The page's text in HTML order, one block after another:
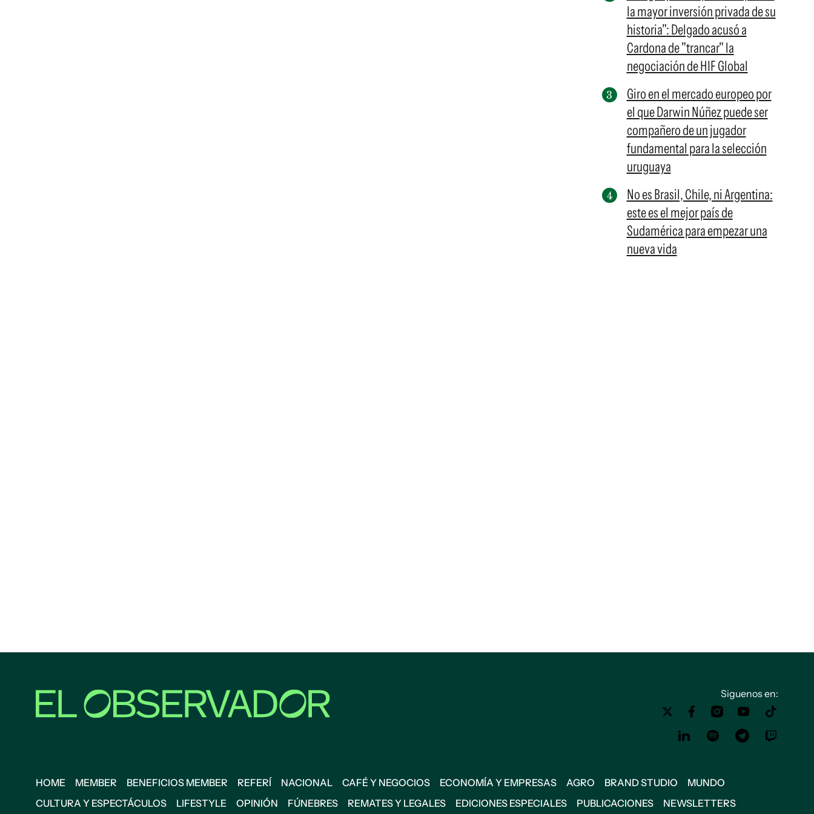
la mayor inversión privada de su
historia": Delgado acusó a
Cardona de "trancar" la
negociación de HIF Global
Giro en el mercado europeo por
el que Darwin Núñez puede ser
compañero de un jugador
fundamental para la selección
uruguaya
No es Brasil, Chile, ni Argentina:
este es el mejor país de
Sudamérica para empezar una
nueva vida
Siguenos en:
HOME MEMBER BENEFICIOS MEMBER REFERÍ NACIONAL CAFÉ Y NEGOCIOS ECONOMÍA Y EMPRESAS AGRO BRAND STUDIO
MUNDO
CULTURA Y ESPECTÁCULOS
LIFESTYLE OPINIÓN FÚNEBRES REMATES Y LEGALES EDICIONES ESPECIALES PUBLICACIONES NEWSLETTERS